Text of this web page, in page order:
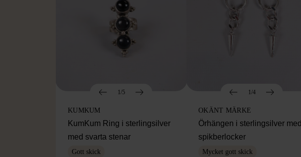
1/5
KUMKUM
KumKum Ring i sterlingsilver
med svarta stenar
Gott skick
1/4
OKÄNT MÄRKE
Örhängen i sterlingsilver med
spikberlocker
Mycket gott skick